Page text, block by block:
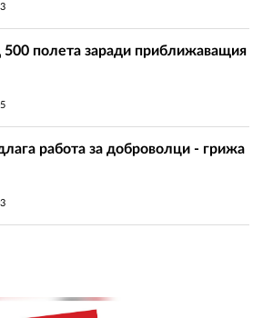
полета заради приближаващия
работа за доброволци - грижа